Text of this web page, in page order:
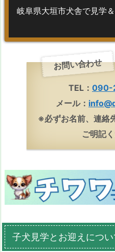
岐阜県大垣市犬舎で見学
お問い合わせ
TEL： 090-
メール：
※必ずお名前、連絡
ご明記く
子犬見学とお迎えについ